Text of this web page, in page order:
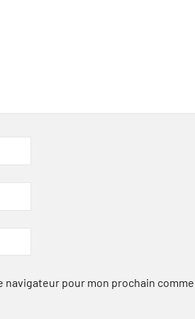
pour mon prochain